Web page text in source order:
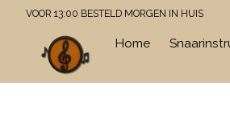
VOOR 13:00 BESTELD MORGEN IN HUIS
Home